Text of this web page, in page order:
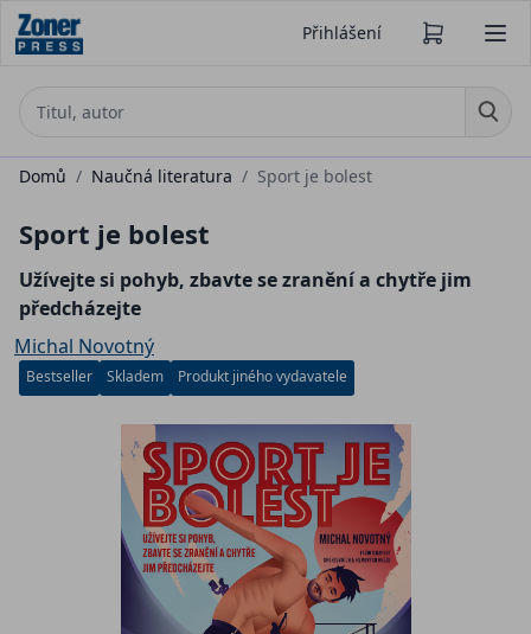
Přihlášení
Domů / Naučná literatura / Sport je bolest
Sport je bolest
Užívejte si pohyb, zbavte se zranění a chytře jim
předcházejte
Michal Novotný
Bestseller Skladem Produkt jiného vydavatele